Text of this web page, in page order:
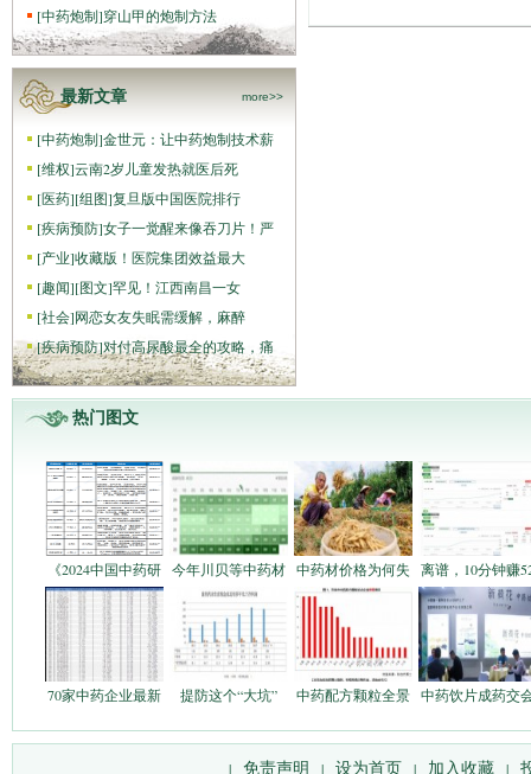
[中药炮制]穿山甲的炮制方法
最新文章 more>>
[中药炮制]金世元：让中药炮制技术薪
[维权]云南2岁儿童发热就医后死
[医药][组图]复旦版中国医院排行
[疾病预防]女子一觉醒来像吞刀片！严
[产业]收藏版！医院集团效益最大
[趣闻][图文]罕见！江西南昌一女
[社会]网恋女友失眠需缓解，麻醉
[疾病预防]对付高尿酸最全的攻略，痛
热门图文
《2024中国中药研 今年川贝等中药材 中药材价格为何失 离谱，10分钟赚
70家中药企业最新 提防这个“大坑” 中药配方颗粒全景 中药饮片成药交
| 免责声明 | 设为首页 | 加入收藏 |